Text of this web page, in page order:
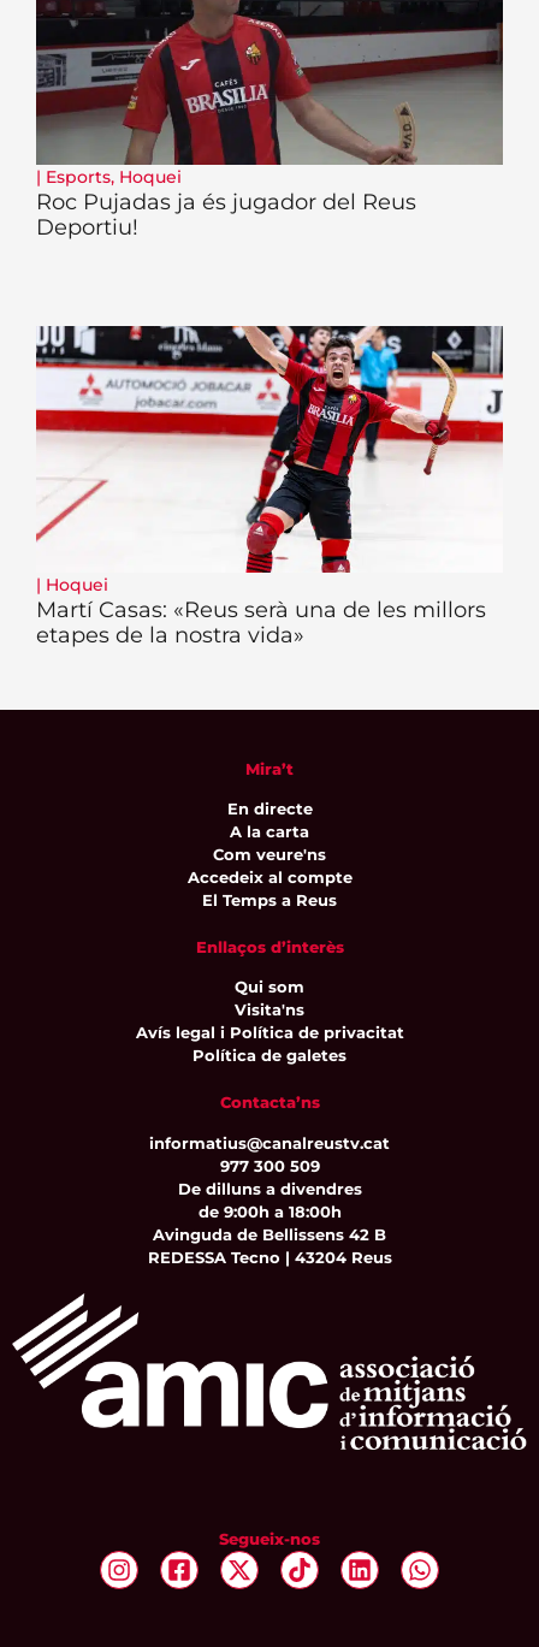
| Esports, Hoquei
Roc Pujadas ja és jugador del Reus
Deportiu!
| Hoquei
Martí Casas: «Reus serà una de les millors
etapes de la nostra vida»
Mira’t
En directe
A la carta
Com veure'ns
Accedeix al compte
El Temps a Reus
Enllaços d’interès
Qui som
Visita'ns
Avís legal i Política de privacitat
Política de galetes
Contacta’ns
informatius@canalreustv.cat
977 300 509
De dilluns a divendres
de 9:00h a 18:00h
Avinguda de Bellissens 42 B
REDESSA Tecno | 43204 Reus
Segueix-nos